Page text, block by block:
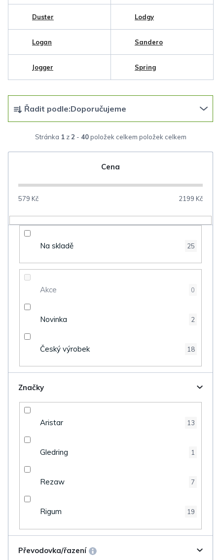
Duster Lodgy
Logan Sandero
Jogger Spring
Stránka 1z 2 - 40položek celkem
a
e
o
Řadit podle:Doporučujeme
Cena
579 Kč 2199 Kč
Na skladě 25
Akce 0
Novinka 2
Český výrobek 18
Značky
Aristar 13
Gledring 1
Rezaw 7
Rigum 19
Převodovka/řazení